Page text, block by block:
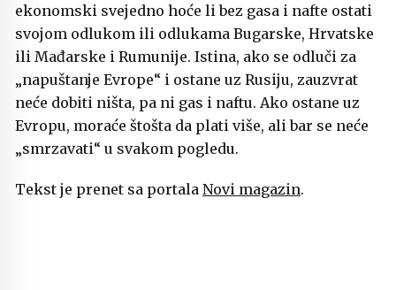
ekonomski svejedno hoće li bez gasa i nafte ostati
svojom odlukom ili odlukama Bugarske, Hrvatske
ili Mađarske i Rumunije. Istina, ako se odluči za
„napuštanje Evrope“ i ostane uz Rusiju, zauzvrat
neće dobiti ništa, pa ni gas i naftu. Ako ostane uz
Evropu, moraće štošta da plati više, ali bar se neće
„smrzavati“ u svakom pogledu.
Tekst je prenet sa portala Novi magazin.